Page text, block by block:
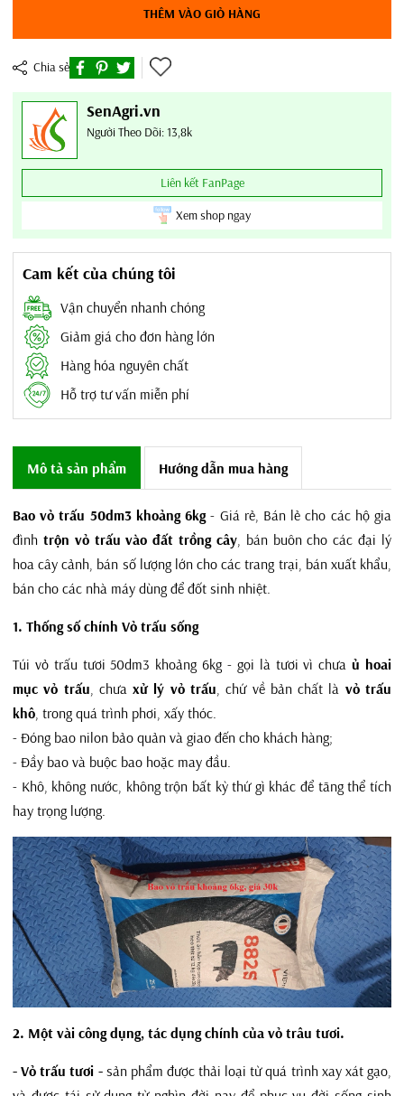
THÊM VÀO GIỎ HÀNG
Chia sẻ
SenAgri.vn
Người Theo Dõi: 13,8k
Liên kết FanPage
Xem shop ngay
Cam kết của chúng tôi
Vận chuyển nhanh chóng
Giảm giá cho đơn hàng lớn
Hàng hóa nguyên chất
Hỗ trợ tư vấn miễn phí
Mô tả sản phẩm Hướng dẫn mua hàng
Bao vỏ trấu 50dm3 khoảng 6kg- Giá rẻ, Bán lẻ cho các hộ gia
đình trộn vỏ trấu vào đất trồng cây, bán buôn cho các đại lý
hoa cây cảnh, bán số lượng lớn cho các trang trại, bán xuất khẩu,
bán cho các nhà máy dùng để đốt sinh nhiệt.
1. Thống số chính Vỏ trấu sống
Túi vỏ trấu tươi 50dm3 khoảng 6kg - gọi là tươi vì chưaủ hoai
mục vỏ trấu , chưaxử lý vỏ trấu , chứ về bản chất là vỏ trấu
khô , trong quá trình phơi, xấy thóc.
- Đóng bao nilon bảo quản và giao đến cho khách hàng;
- Đầy bao và buộc bao hoặc may đầu.
- Khô, không nước, không trộn bất kỳ thứ gì khác để tăng thể tích
hay trọng lượng.
2. Một vài công dụng, tác dụng chính của vỏ trâu tươi.
- Vỏ trấu tươi -sản phẩm được thải loại từ quá trình xay xát gạo,